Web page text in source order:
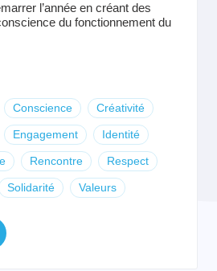
l’année en créant des
du fonctionnement du
Conscience Créativité
Engagement Identité
Rencontre Respect
Solidarité Valeurs